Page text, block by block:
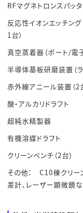
RFマグネトロンスパッ
反応性イオンエッチン
1台）
真空蒸着器（ボート/電
半導体基板研磨装置（ラ
赤外線アニール装置（2
酸・アルカリドラフト
超純水精製器
有機溶媒ドラフト
クリーンベンチ（2台）
その他： C10棟クリー
差計、レーザー顕微鏡